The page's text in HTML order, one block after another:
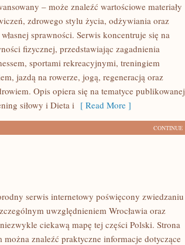
– może znaleźć wartościowe materiały
zdrowego stylu życia, odżywiania oraz
sprawności. Serwis koncentruje się na
fizycznej, przedstawiając zagadnienia
sportami rekreacyjnymi, treningiem
jazdą na rowerze, jogą, regeneracją oraz
Opis opiera się na tematyce publikowanej
siłowy i Dieta i [ Read More ]
CONTINUE
serwis internetowy poświęcony zwiedzaniu
uwzględnieniem Wrocławia oraz
ciekawą mapę tej części Polski. Strona
znaleźć praktyczne informacje dotyczące